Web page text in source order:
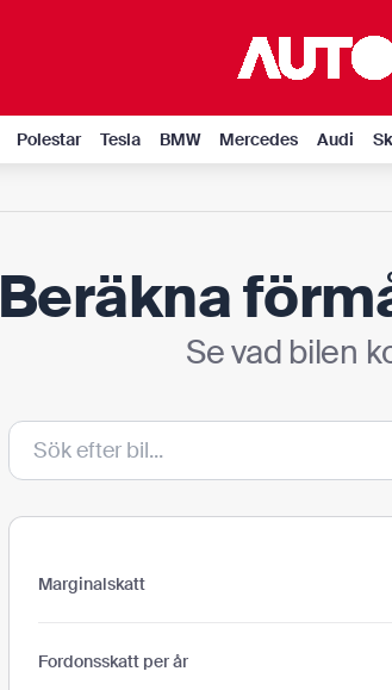
Polestar Tesla BMW Mercedes Audi
Beräkna
Se vad bilen
Marginalskatt
Fordonsskatt per år